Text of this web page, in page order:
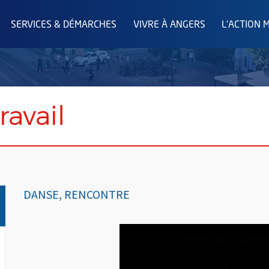
SERVICES & DÉMARCHES VIVRE À ANGERS L'ACTION
DANSE, RENCONTRE